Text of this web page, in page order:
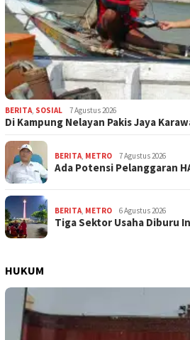
BERITA, SOSIAL 7 Agustus 2026
Di Kampung Nelayan Pakis Jaya
BERITA, METRO 7 Agustus 2026
Ada Potensi Pelanggaran
BERITA, METRO 6 Agustus 2026
Tiga Sektor Usaha Diburu
HUKUM